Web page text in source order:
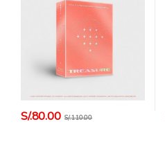
S/.80.00 S/.110.00